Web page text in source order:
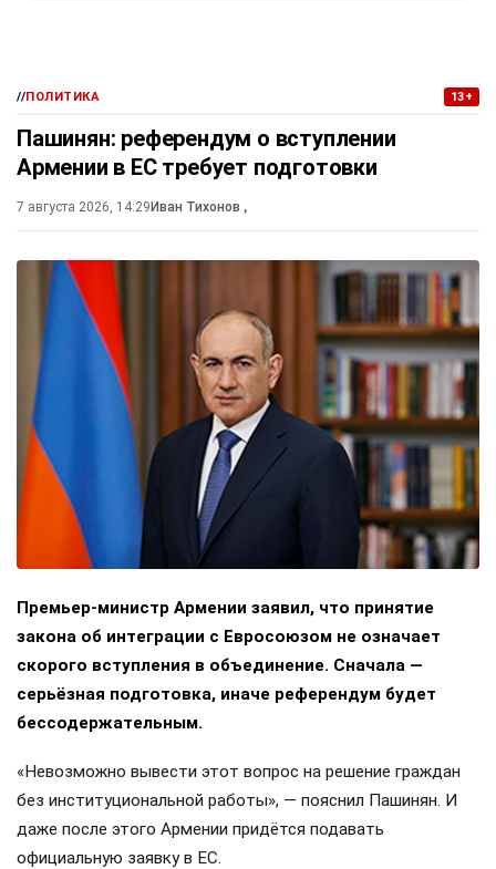
//ПОЛИТИКА 13+
Пашинян: референдум о вступлении
Армении в ЕС требует подготовки
7 августа 2026, 14:29Иван Тихонов ,
Премьер-министр Армении заявил, что принятие
закона об интеграции с Евросоюзом не означает
скорого вступления в объединение. Сначала —
серьёзная подготовка, иначе референдум будет
бессодержательным.
«Невозможно вывести этот вопрос на решение граждан
без институциональной работы», — пояснил Пашинян. И
даже после этого Армении придётся подавать
официальную заявку в ЕС.